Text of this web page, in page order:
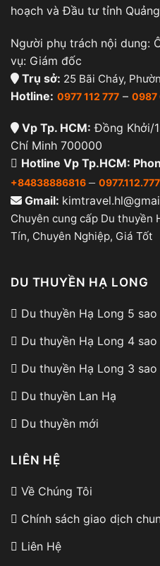
hoạch và Đầu tư tỉnh
Người phụ trách nội dung:
vụ: Giám đốc
Trụ sở: 25 Bãi Cháy,
Hotline: 0977 112 777 – 0987
Vp Tp. HCM: Đồng Khởi/
Chí Minh 700000
Hotline Vp Tp.HCM:
+84838886816 – 0977.112.777
Gmail:
Chuyên cung cấp Du thuyền
Tín, Chuyên Nghiệp, Giá Tốt
DU THUYỀN HẠ LONG
Du thuyền Hạ Long 5 sao
Du thuyền Hạ Long 4 sao
Du thuyền Hạ Long 3 sao
Du thuyền Lan Hạ
Du thuyền mới
LIÊN HỆ
Về Chúng Tôi
Chính sách giao dịch
Liên Hệ